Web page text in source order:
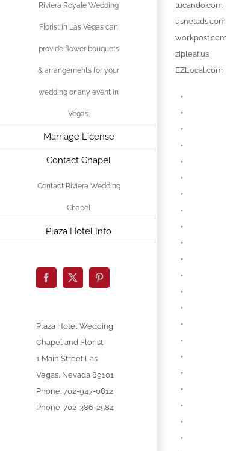
Riviera Royale Wedding
Florist in Las Vegas can
provide flower bouquets
& arrangements for your
wedding or any event in
Vegas.
Marriage License
Contact Chapel
Contact Riviera Wedding
Chapel
Plaza Hotel Info
Facebook
X Pinterest
Plaza Hotel Wedding
Chapel and Florist
1 Main Street Las
Vegas, Nevada 89101
Phone: 702-947-0812
Phone: 702-386-2584
tucando.com
usnetads.com
workpost.com
zipleaf.us
EZLocal.com
”
”
”
”
”
”
”
”
”
”
”
”
”
”
”
”
”
”
”
”
”
”